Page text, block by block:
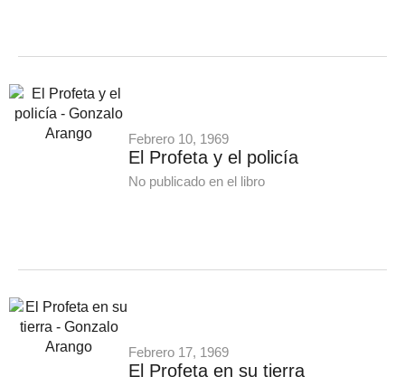
Febrero 10, 1969
El Profeta y el policía
No publicado en el libro
Febrero 17, 1969
El Profeta en su tierra